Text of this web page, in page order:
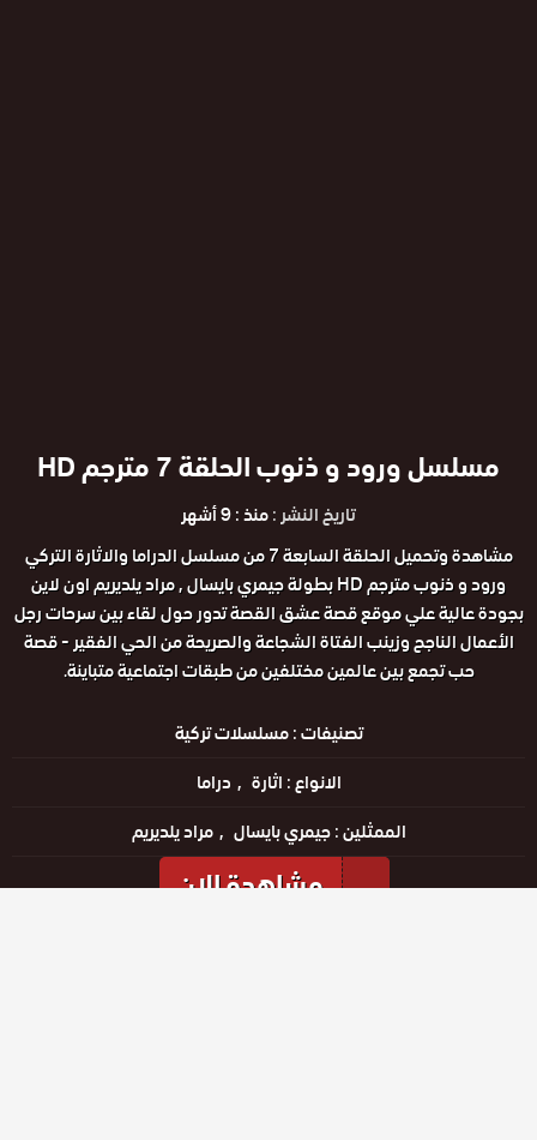
مسلسل ورود و ذنوب الحلقة 7 مترجم HD
تاريخ النشر :منذ : 9 أشهر
مشاهدة وتحميل الحلقة السابعة 7 من مسلسل الدراما والاثارة التركي
ورود و ذنوب مترجم HD بطولة جيمري بايسال , مراد يلديريم اون لاين
بجودة عالية علي موقع قصة عشق القصة تدور حول لقاء بين سرحات رجل
الأعمال الناجح وزينب الفتاة الشجاعة والصريحة من الحي الفقير - قصة
حب تجمع بين عالمين مختلفين من طبقات اجتماعية متباينة.
تصنيفات :مسلسلات تركية
الانواع :اثارة
دراما
الممثلين :جيمري بايسال مراد يلديريم
مشاهدة الان